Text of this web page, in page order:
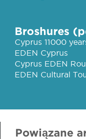
Broshures
Cyprus 11000
EDEN Cyprus
Cyprus EDEN
EDEN Cultural
Powiązane